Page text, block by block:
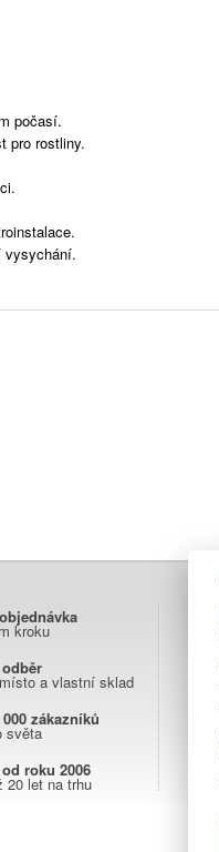
počasí.
pro rostliny.
vysychání.
kroku
a vlastní sklad
zákazníků
světa
roku 2006
20 let na trhu